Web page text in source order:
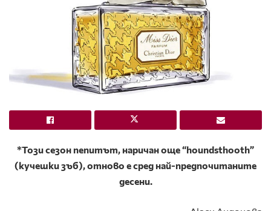
*Този сезон пепитът, наричан още “houndsthooth”
(кучешки зъб), отново е сред най-предпочитаните
десени.